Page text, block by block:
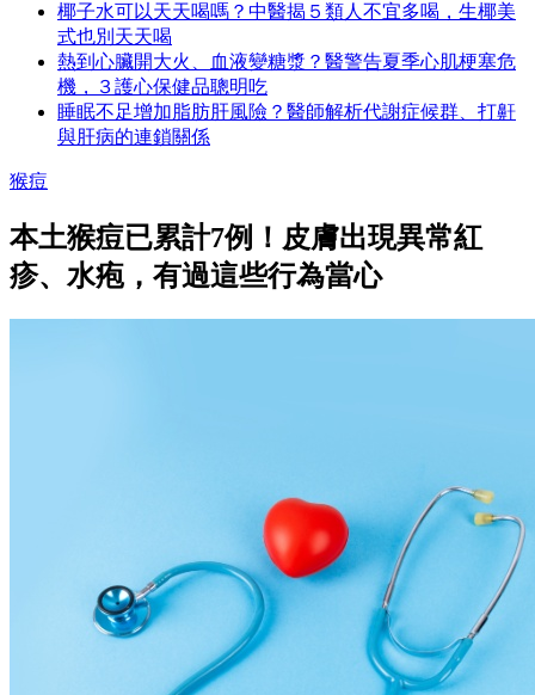
椰子水可以天天喝嗎？中醫揭５類人不宜多喝，生椰美
式也別天天喝
熱到心臟開大火、血液變糖漿？醫警告夏季心肌梗塞危
機，３護心保健品聰明吃
睡眠不足增加脂肪肝風險？醫師解析代謝症候群、打鼾
與肝病的連鎖關係
猴痘
本土猴痘已累計7例！皮膚出現異常紅
疹、水疱，有過這些行為當心